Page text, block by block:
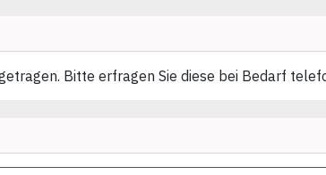
Bitte erfragen Sie diese bei Bedarf